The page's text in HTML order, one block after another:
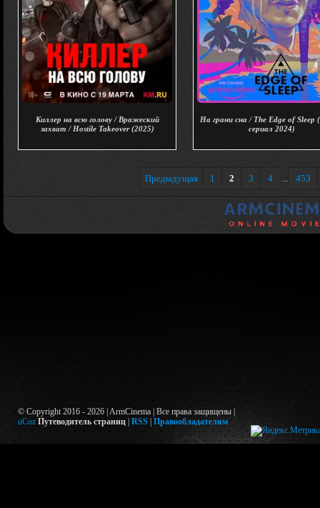
Киллер на всю голову / Вражеский
захват / Hostile Takeover (2025)
На грани сна / The Edge of Sleep
сериал 2024)
Предыдущая 1 2 3 4 ... 453
© Copyright 2016 - 2026 | ArmCinema | Все права защищены |
uCoz Путеводитель страниц RSS Правообладателям